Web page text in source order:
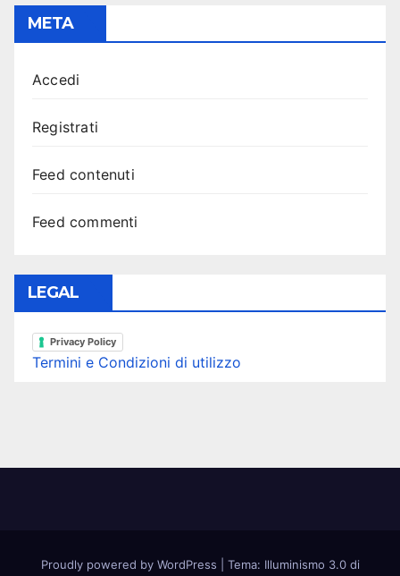
META
Accedi
Registrati
Feed contenuti
Feed commenti
LEGAL
Privacy Policy
Termini e Condizioni di utilizzo
Proudly powered by WordPress Tema: Illuminismo 3.0 di